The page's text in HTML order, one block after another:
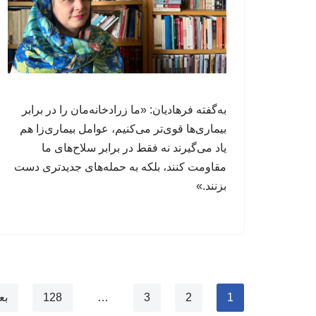
به‌گفته فرهادیان: «ما زرادخانه‌مان را در برابر
بیماری‌ها قوی‌تر می‌کنیم، عوامل‌ بیماری‌زا هم
یاد می‌گیرند نه فقط در برابر سلاح‌های ما
مقاومت کنند، بلکه به حمله‌های جدیدتری دست
بزنند.»
1
2
3
…
128